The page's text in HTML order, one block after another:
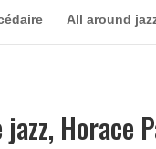
All around
Horace